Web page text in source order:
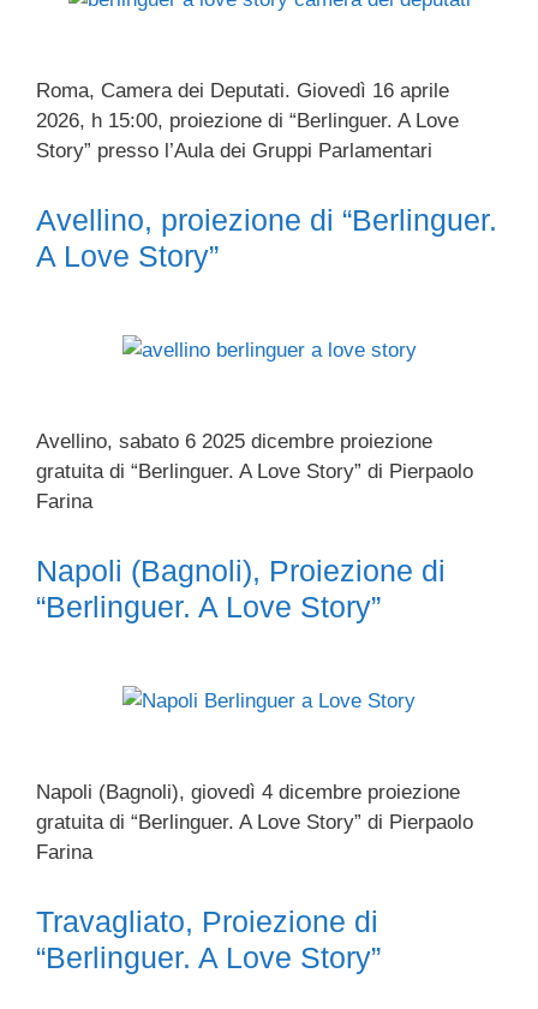
Roma, Camera dei Deputati. Giovedì 16 aprile
2026, h 15:00, proiezione di “Berlinguer. A Love
Story” presso l’Aula dei Gruppi Parlamentari
Avellino, proiezione di “Berlinguer.
A Love Story”
Avellino, sabato 6 2025 dicembre proiezione
gratuita di “Berlinguer. A Love Story” di Pierpaolo
Farina
Napoli (Bagnoli), Proiezione di
“Berlinguer. A Love Story”
Napoli (Bagnoli), giovedì 4 dicembre proiezione
gratuita di “Berlinguer. A Love Story” di Pierpaolo
Farina
Travagliato, Proiezione di
“Berlinguer. A Love Story”